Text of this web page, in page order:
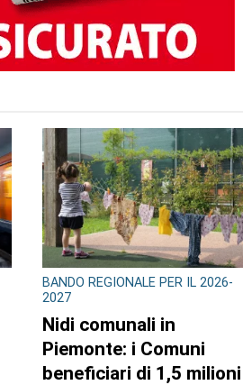
BANDO REGIONALE PER IL 2026-
2027
Nidi comunali in
Piemonte: i Comuni
beneficiari di 1,5 milioni